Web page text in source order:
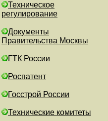
Техническое
регулирование
Документы
Правительства Москвы
ГТК России
Роспатент
Госстрой России
Технические комитеты